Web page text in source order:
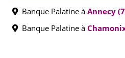
Banque Palatine à Annecy
Banque Palatine à